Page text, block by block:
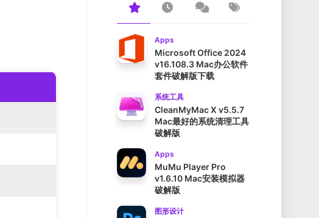
Apps
Microsoft Office 2024
v16.108.3 Mac办公软件
套件破解版下载
系统工具
CleanMyMac X v5.5.7
Mac最好的系统清理工具
破解版
Apps
MuMu Player Pro
v1.6.10 Mac安装模拟器
破解版
图形设计